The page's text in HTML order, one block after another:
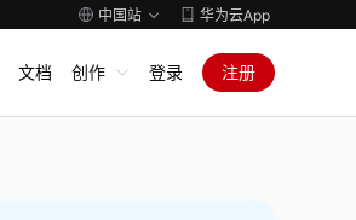
中国站 华为云App
文档 创作 登录 注册